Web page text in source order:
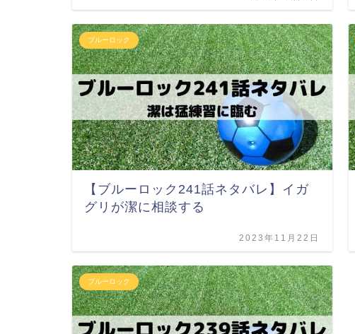
ブルーロック
【ブルーロック241話ネタバレ】イガ
グリが潔に相談する
2023年11月22日
ブルーロック